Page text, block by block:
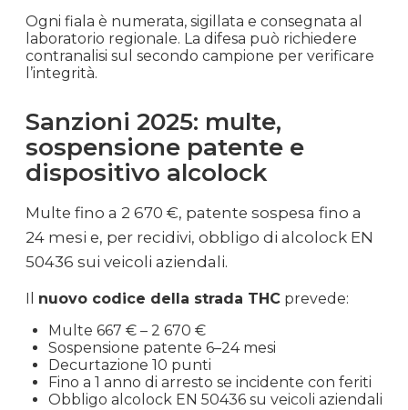
Ogni fiala è numerata, sigillata e consegnata al
laboratorio regionale. La difesa può richiedere
contranalisi sul secondo campione per verificare
l’integrità.
Sanzioni 2025: multe,
sospensione patente e
dispositivo alcolock
Multe fino a 2 670 €, patente sospesa fino a
24 mesi e, per recidivi, obbligo di alcolock EN
50436 sui veicoli aziendali.
nuovo codice della strada THC prevede:
Multe 667 € – 2 670 €
Sospensione patente 6–24 mesi
Decurtazione 10 punti
Fino a 1 anno di arresto se incidente con feriti
Obbligo alcolock EN 50436 su veicoli aziendali